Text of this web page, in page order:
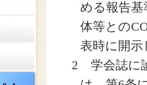
める報告
体等との
表時に開
2 学会誌に